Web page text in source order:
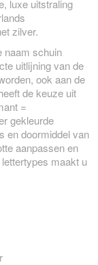
luxe uitstraling
zilver.
naam schuin
uitlijning van de
ook aan de
de keuze uit
=
gekleurde
en doormiddel van
aanpassen en
maakt u